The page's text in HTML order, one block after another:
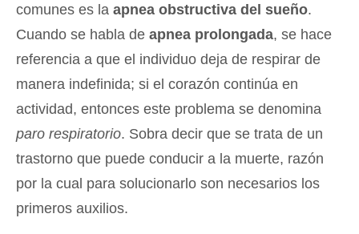
comunes es la apnea obstructiva del sueño.
Cuando se habla de apnea prolongada, se hace
referencia a que el individuo deja de respirar de
manera indefinida; si el corazón continúa en
actividad, entonces este problema se denomina
paro respiratorio. Sobra decir que se trata de un
trastorno que puede conducir a la muerte, razón
por la cual para solucionarlo son necesarios los
primeros auxilios.